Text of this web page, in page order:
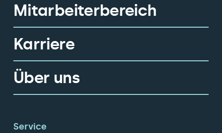
Mitarbeiterbereich
Karriere
Über uns
Service